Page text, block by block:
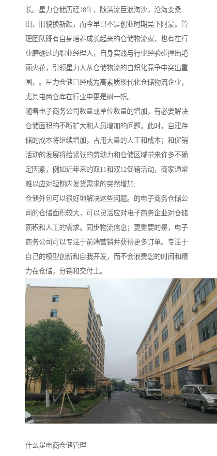
长。星力仓储历经18年，随洪流巨浪淘沙，沧海变桑
田，旧貌换新颜，而今早已不是创业时期吴下阿蒙。管
理团队既有自身培养成长起来的仓储物流家，也有在行
业磨砺过的职业经理人，自身实践与行业经验碰撞出艳
丽火花，引领星力人从仓储物流的白炽化竞争中突出重
围，。星力仓储已经成为高素质现代化仓储物流企业，
尤其电商仓库在行业中更是树一帜。
随着电子商务公司数量或单位数量的增加，有必要解决
仓储面积的不断扩大和人员增加的问题。此时，自建存
储的成本将继续增加，占用大量的人工和成本；和促销
活动的发展将给紧张的劳动力和仓储区域带来许多不确
定因素，例如近年来的双11和双12促销活动，商家通常
难以应对短期内发货需求的突然增加;
仓储外包可以很好地解决这些问题。的电子商务仓储公
司的仓储面积较大，可以灵活应对电子商务企业对仓储
面积和人工的需求。同步物流信息；更重要的是，电子
商务公司可以专注于前端营销并获得更多订单。专注于
自己的模型创新和自我开发，而不会浪费您的时间和精
力在仓储，分销和交付上。
什么是电商仓储管理